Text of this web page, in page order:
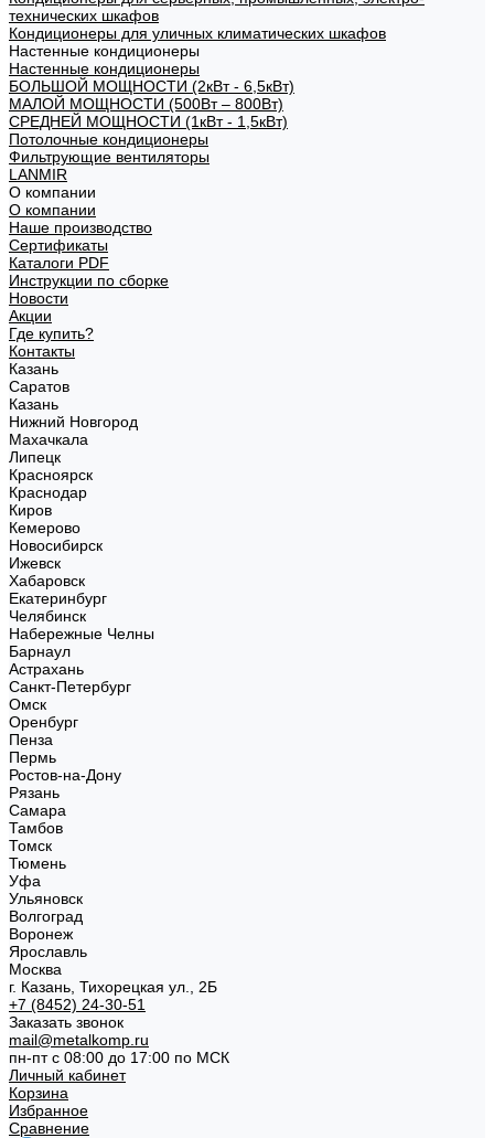
технических шкафов
Кондиционеры для уличных климатических шкафов
Настенные кондиционеры
Настенные кондиционеры
БОЛЬШОЙ МОЩНОСТИ (2кВт - 6,5кВт)
МАЛОЙ МОЩНОСТИ (500Вт – 800Вт)
СРЕДНЕЙ МОЩНОСТИ (1кВт - 1,5кВт)
Потолочные кондиционеры
Фильтрующие вентиляторы
LANMIR
О компании
О компании
Наше производство
Сертификаты
Каталоги PDF
Инструкции по сборке
Новости
Акции
Где купить?
Контакты
Казань
Саратов
Казань
Нижний Новгород
Махачкала
Липецк
Красноярск
Краснодар
Киров
Кемерово
Новосибирск
Ижевск
Хабаровск
Екатеринбург
Челябинск
Набережные Челны
Барнаул
Астрахань
Санкт-Петербург
Омск
Оренбург
Пенза
Пермь
Ростов-на-Дону
Рязань
Самара
Тамбов
Томск
Тюмень
Уфа
Ульяновск
Волгоград
Воронеж
Ярославль
Москва
г. Казань, Тихорецкая ул., 2Б
+7 (8452) 24-30-51
Заказать звонок
mail@metalkomp.ru
пн-пт с 08:00 до 17:00 по МСК
Личный кабинет
Корзина
Избранное
Сравнение